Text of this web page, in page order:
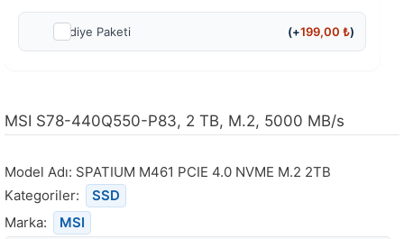
Hediye Paketi (+199,00₺)
MSI S78-440Q550-P83, 2 TB, M.2, 5000 MB/s
Model Adı: SPATIUM M461 PCIE 4.0 NVME M.2 2TB
Kategoriler:
SSD
Marka:
MSI